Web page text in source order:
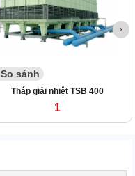
So sánh
Tháp giải nhiệt TSB 400
1